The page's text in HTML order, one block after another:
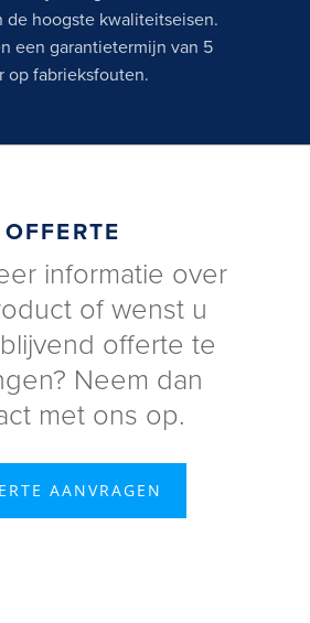
de hoogste kwaliteitseisen.
een garantietermijn van 5
op fabrieksfouten.
OFFERTE
informatie over
of wenst u
offerte te
Neem dan
met ons op.
AANVRAGEN